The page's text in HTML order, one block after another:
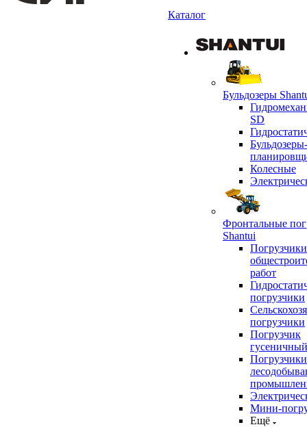
Каталог
Бульдозеры
SD
Бульдозеры-
Колесные
Фронтальные
Shantui
работ
погрузчики
погрузчики
Погрузчик
гусеничный
Мини-
Ещё